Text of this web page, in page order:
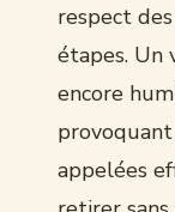
respect
étapes. Un
encore
appelées